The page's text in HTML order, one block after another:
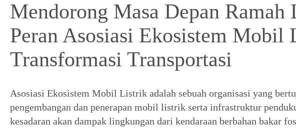
Mendorong Masa Depan Ramah
Peran Asosiasi Ekosistem Mobil
Transformasi Transportasi
Asosiasi Ekosistem Mobil Listrik adalah sebuah organisasi yang
pengembangan dan penerapan mobil listrik serta infrastruktur
kesadaran akan dampak lingkungan dari kendaraan berbahan bakar